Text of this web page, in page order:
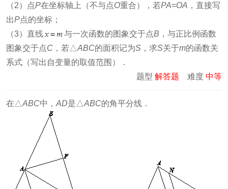
（2）点P在坐标轴上（不与点O重合），若PA=OA ，直接写
出P点的坐标；
（3）直线
与一次函数的图象交于点B ，与正比例函数
图象交于点C ，若△ABC的面积记为S ，求S关于m的函数关
系式（写出自变量的取值范围）．
题型 解答题 难度 中等
在△ABC中， AD是△ABC的角平分线．